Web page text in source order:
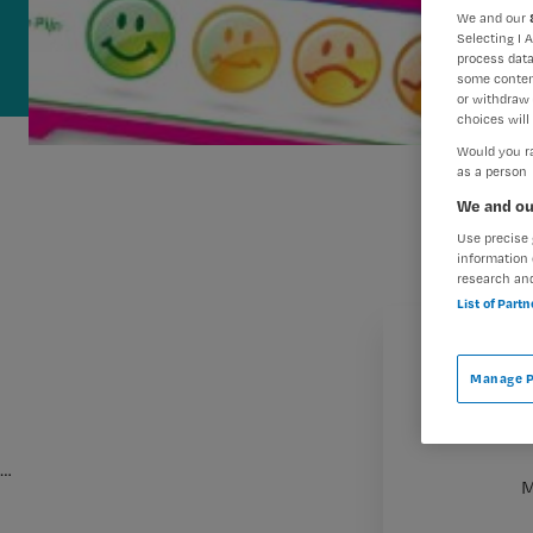
…
We and our
Selecting I
process
some
or withdraw
choices will
Would you
as a person
We and
Use
information
research
List of
Manage